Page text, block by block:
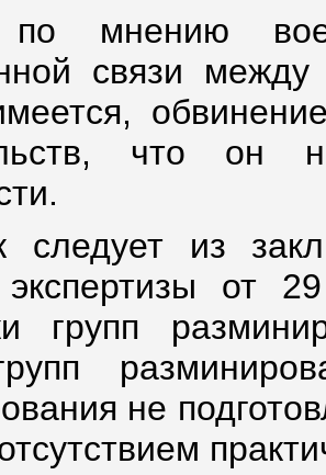
по мнению
связи
что он
следует из
от
групп
не